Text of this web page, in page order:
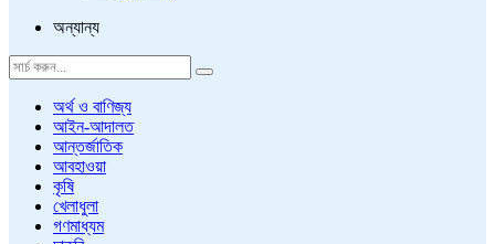
অন্যান্য
অর্থ ও বাণিজ্য
আইন-আদালত
আন্তর্জাতিক
আবহাওয়া
কৃষি
খেলাধুলা
গণমাধ্যম